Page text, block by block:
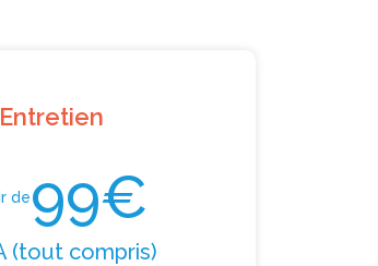
Entretien
de99€
(tout compris)